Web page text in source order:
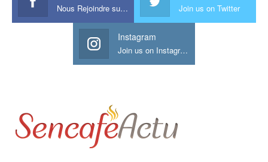
Nous Rejoindre sur Facebook Join us on Twitter
Instagram
Join us on Instagram